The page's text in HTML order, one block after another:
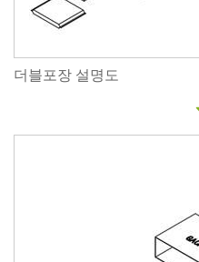
더블포장 설명도